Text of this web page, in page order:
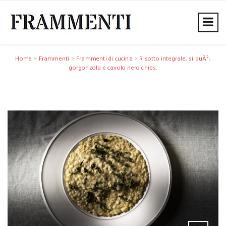
Home > Frammenti > Frammenti di cucina > Risotto integrale, si puÃ²:
gorgonzola e cavolo nero chips.